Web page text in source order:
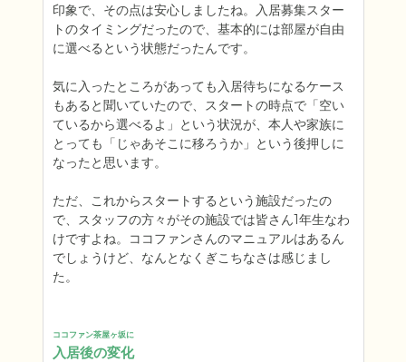
印象で、その点は安心しましたね。入居募集スター
トのタイミングだったので、基本的には部屋が自由
に選べるという状態だったんです。
気に入ったところがあっても入居待ちになるケース
もあると聞いていたので、スタートの時点で「空い
ているから選べるよ」という状況が、本人や家族に
とっても「じゃあそこに移ろうか」という後押しに
なったと思います。
ただ、これからスタートするという施設だったの
で、スタッフの方々がその施設では皆さん1年生なわ
けですよね。ココファンさんのマニュアルはあるん
でしょうけど、なんとなくぎこちなさは感じまし
た。
ココファン茶屋ヶ坂に
入居後の変化